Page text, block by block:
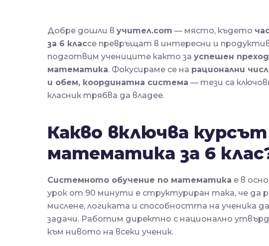
Добре дошли в учител.com — място, където
за 6 классе превръщат в интересни и
подготвим учениците както за успешен
математика. Фокусираме се на рационални
и обем, координатна система — тези са
класник трябва да владее.
Какво включва
математика за 6
Системното обучение по математика е в
урок от 90 минути е структуриран така, че да
мислене, логиката и способността на ученика
задачи. Работим директно с национално
към нивото на всеки ученик.